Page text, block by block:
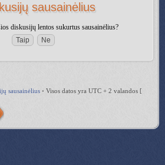
sausainėlius
diskusijų lentos sukurtus sausainėlius?
sausainėlius • Visos datos yra UTC + 2 valandos [